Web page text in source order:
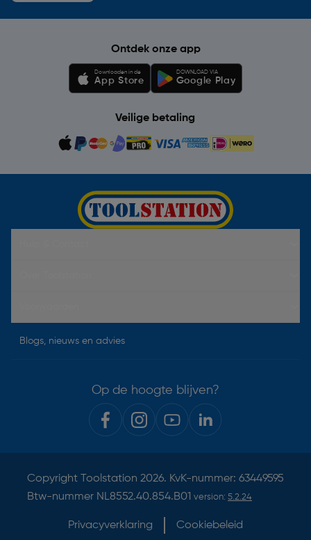
Ontdek onze app
Downloaden in de
App Store
DOWNLOAD VIA
Google Play
Veilige betaling
Blogs, nieuws en advies
Op de hoogte blijven?
Copyright Toolstation 2026. KvK-nummer: 63449595
Btw-nummer NL8552.40.854.B01 version: 5.2.24
Privacyverklaring Cookiebeleid